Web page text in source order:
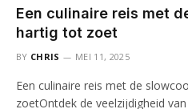
Een culinaire reis met
hartig tot zoet
BY CHRIS MEI 11, 2025
Een culinaire reis met de
zoetOntdek de veelzijdigheid